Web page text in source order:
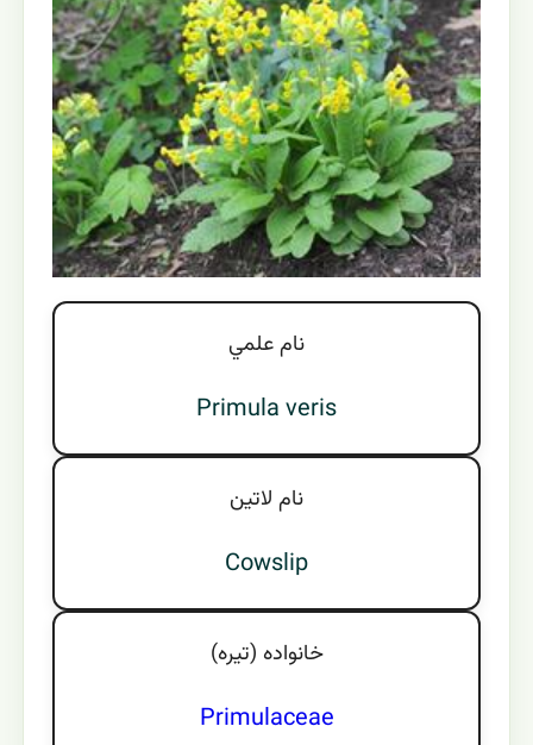
نام علمي
Primula veris
نام لاتين
Cowslip
خانواده (تيره)
Primulaceae